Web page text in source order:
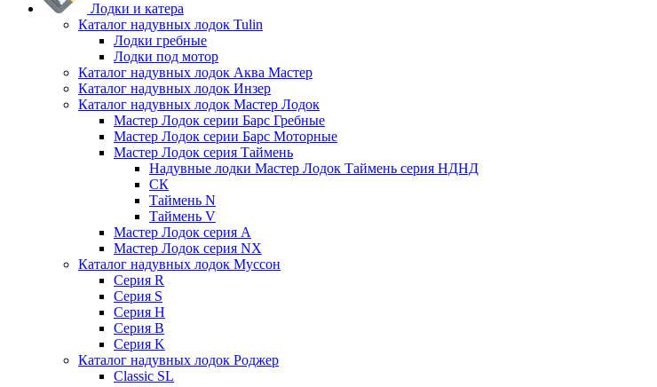
Лодки и катера
Каталог надувных лодок Tulin
Лодки гребные
Лодки под мотор
Каталог надувных лодок Аква Мастер
Каталог надувных лодок Инзер
Каталог надувных лодок Мастер Лодок
Мастер Лодок серии Барс Гребные
Мастер Лодок серии Барс Моторные
Мастер Лодок серия Таймень
Надувные лодки Мастер Лодок Таймень серия НДНД
СК
Таймень N
Таймень V
Мастер Лодок серия А
Мастер Лодок серия NX
Каталог надувных лодок Муссон
Серия R
Серия S
Серия H
Серия B
Серия K
Каталог надувных лодок Роджер
Classic SL